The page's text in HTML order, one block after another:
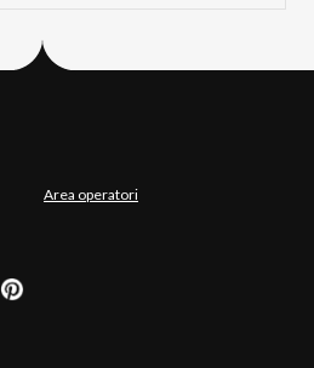
Area operatori